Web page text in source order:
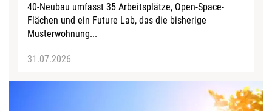
40-Neubau umfasst 35 Arbeitsplätze, Open-Space-
Flächen und ein Future Lab, das die bisherige
Musterwohnung...
31.07.2026